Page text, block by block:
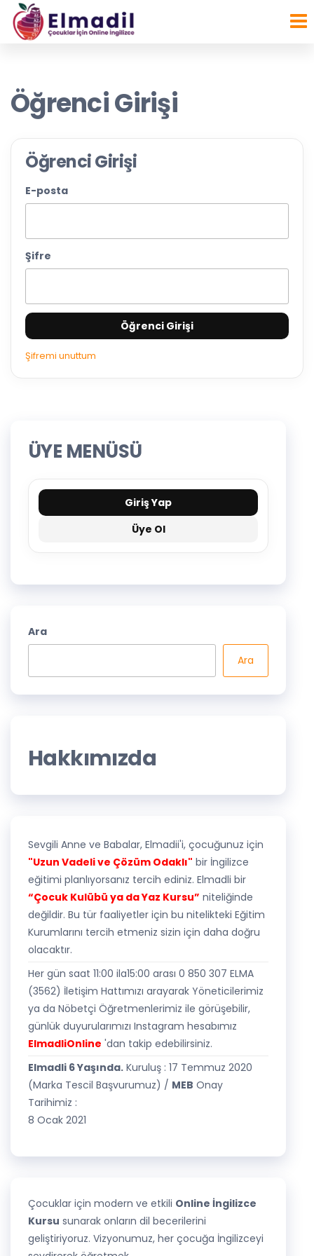
İçeriğe
atla
İngilizce
Kursu
Öğrenci Girişi
Öğrenci Girişi
E-posta
Şifre
Öğrenci Girişi
Şifremi unuttum
ÜYE MENÜSÜ
Giriş Yap
Üye Ol
Ara
Ara
Hakkımızda
Sevgili Anne ve Babalar, Elmadii'i, çocuğunuz için
"Uzun Vadeli ve Çözüm Odaklı" bir İngilizce
eğitimi planlıyorsanız tercih ediniz. Elmadli bir
“Çocuk Kulübü ya da Yaz Kursu” niteliğinde
değildir. Bu tür faaliyetler için bu nitelikteki Eğitim
Kurumlarını tercih etmeniz sizin için daha doğru
olacaktır.
Her gün saat 11:00 ila15:00 arası 0 850 307 ELMA
(3562) İletişim Hattımızı arayarak Yöneticilerimiz
ya da Nöbetçi Öğretmenlerimiz ile görüşebilir,
günlük duyurularımızı Instagram hesabımız
ElmadliOnline 'dan takip edebilirsiniz.
Elmadli 6 Yaşında. Kuruluş : 17 Temmuz 2020
(Marka Tescil Başvurumuz) / MEB Onay
Tarihimiz :
8 Ocak 2021
Çocuklar için modern ve etkili Online İngilizce
Kursu sunarak onların dil becerilerini
geliştiriyoruz. Vizyonumuz, her çocuğa İngilizceyi